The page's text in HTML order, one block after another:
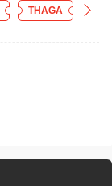
THAGA